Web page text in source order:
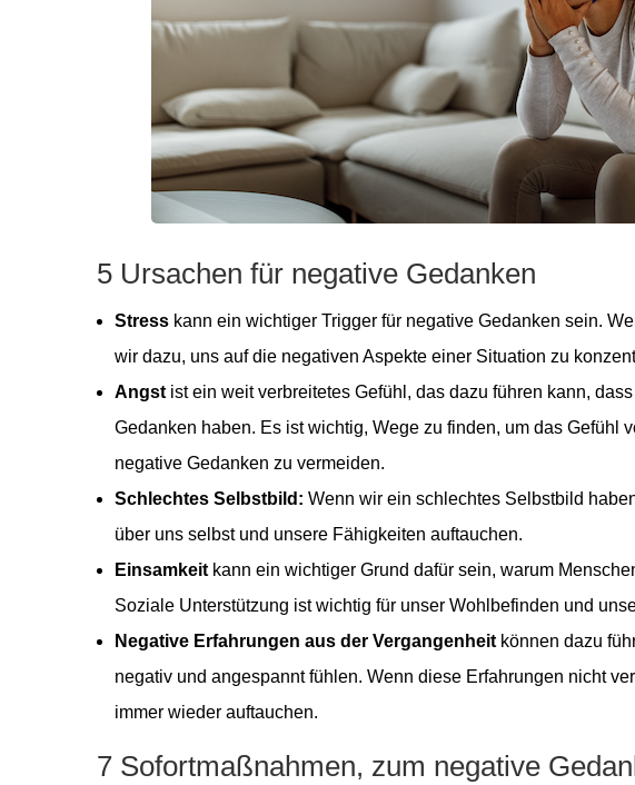
5 Ursachen für negative Gedanken
Stress kann ein wichtiger Trigger für negative Gedanken sein.
wir dazu, uns auf die negativen Aspekte einer Situation zu
Angst ist ein weit verbreitetes Gefühl, das dazu führen kann,
Gedanken haben. Es ist wichtig, Wege zu finden, um das Gefühl
negative Gedanken zu vermeiden.
Schlechtes Selbstbild: Wenn wir ein schlechtes Selbstbild
über uns selbst und unsere Fähigkeiten auftauchen.
Einsamkeit kann ein wichtiger Grund dafür sein, warum
Soziale Unterstützung ist wichtig für unser Wohlbefinden und
Negative Erfahrungen aus der Vergangenheit können dazu
negativ und angespannt fühlen. Wenn diese Erfahrungen nicht
immer wieder auftauchen.
7 Sofortmaßnahmen, zum negative